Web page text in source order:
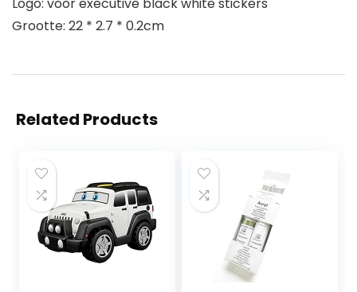
Logo: voor executive black white stickers
Grootte: 22 * ​​2.7 * 0.2cm
Related Products